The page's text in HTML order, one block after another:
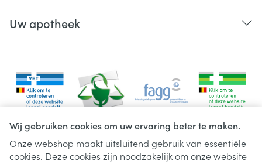
Wij gebruiken cookies om uw ervaring beter te maken.
Onze webshop maakt uitsluitend gebruik van essentiële
cookies. Deze cookies zijn noodzakelijk om onze website
Uw apotheek
Juridische links